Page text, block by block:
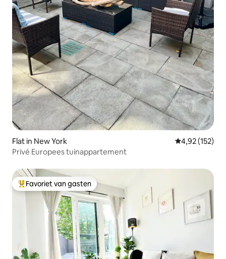
Flat in New York Gemiddelde
4,92 (152)
Privé Europees tuinappartement
Topfavoriet van gasten
Favoriet van gasten